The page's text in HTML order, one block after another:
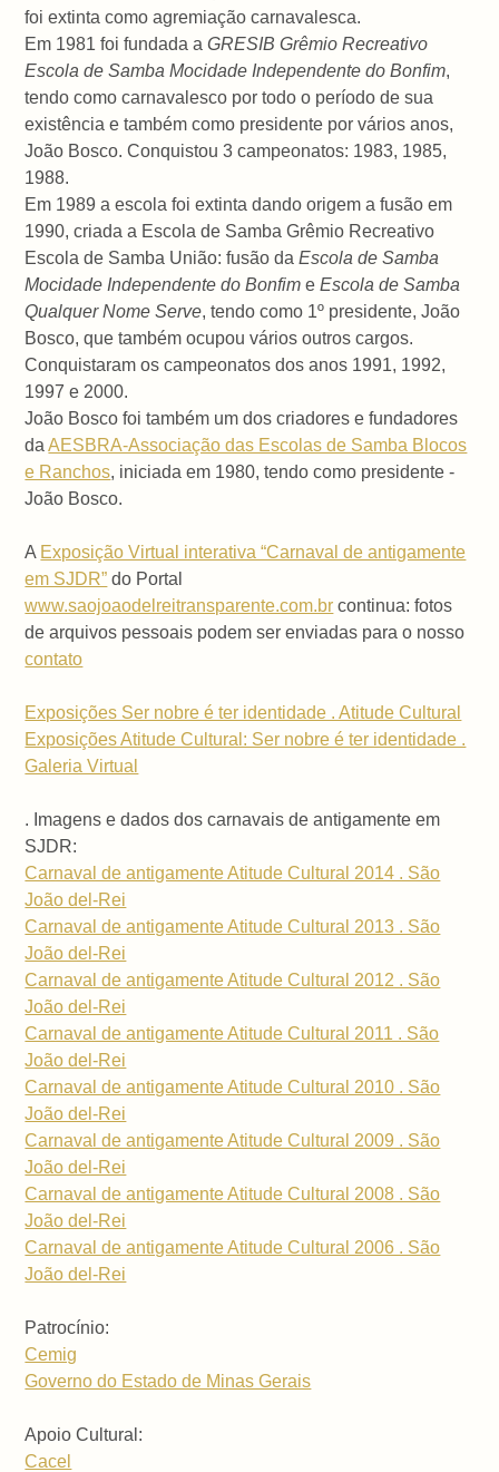
foi extinta como agremiação carnavalesca.
Em 1981 foi fundada aGRESIB Grêmio Recreativo
Escola de Samba Mocidade Independente do Bonfim,
tendo como carnavalesco por todo o período de sua
existência e também como presidente por vários anos,
João Bosco. Conquistou 3 campeonatos: 1983, 1985,
1988.
Em 1989 a escola foi extinta dando origem a fusão em
1990, criada a Escola de Samba Grêmio Recreativo
Escola de Samba União: fusão daEscola de Samba
Mocidade Independente do Bonfim eEscola de Samba
Qualquer Nome Serve, tendo como 1º presidente, João
Bosco, que também ocupou vários outros cargos.
Conquistaram os campeonatos dos anos 1991, 1992,
1997 e 2000.
João Bosco foi também um dos criadores e fundadores
daAESBRA-Associação das Escolas de Samba Blocos
e Ranchos, iniciada em 1980, tendo como presidente -
João Bosco.
A Exposição Virtual interativa “Carnaval de antigamente
em SJDR” do Portal
www.saojoaodelreitransparente.com.br continua: fotos
de arquivos pessoais podem ser enviadas para o nosso
contato
Exposições Ser nobre é ter identidade . Atitude Cultural
Exposições Atitude Cultural: Ser nobre é ter identidade .
Galeria Virtual
. Imagens e dados dos carnavais de antigamente em
SJDR:
Carnaval de antigamente Atitude Cultural 2014 . São
João del-Rei
Carnaval de antigamente Atitude Cultural 2013 . São
João del-Rei
Carnaval de antigamente Atitude Cultural 2012 . São
João del-Rei
Carnaval de antigamente Atitude Cultural 2011 . São
João del-Rei
Carnaval de antigamente Atitude Cultural 2010 . São
João del-Rei
Carnaval de antigamente Atitude Cultural 2009 . São
João del-Rei
Carnaval de antigamente Atitude Cultural 2008 . São
João del-Rei
Carnaval de antigamente Atitude Cultural 2006 . São
João del-Rei
Patrocínio:
Cemig
Governo do Estado de Minas Gerais
Apoio Cultural:
Cacel